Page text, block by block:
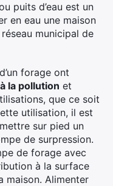
puits d’eau est un
en eau une maison
municipal de
forage ont
la pollution et
que ce soit
utilisation, il est
sur pied un
de surpression.
de forage avec
à la surface
maison. Alimenter